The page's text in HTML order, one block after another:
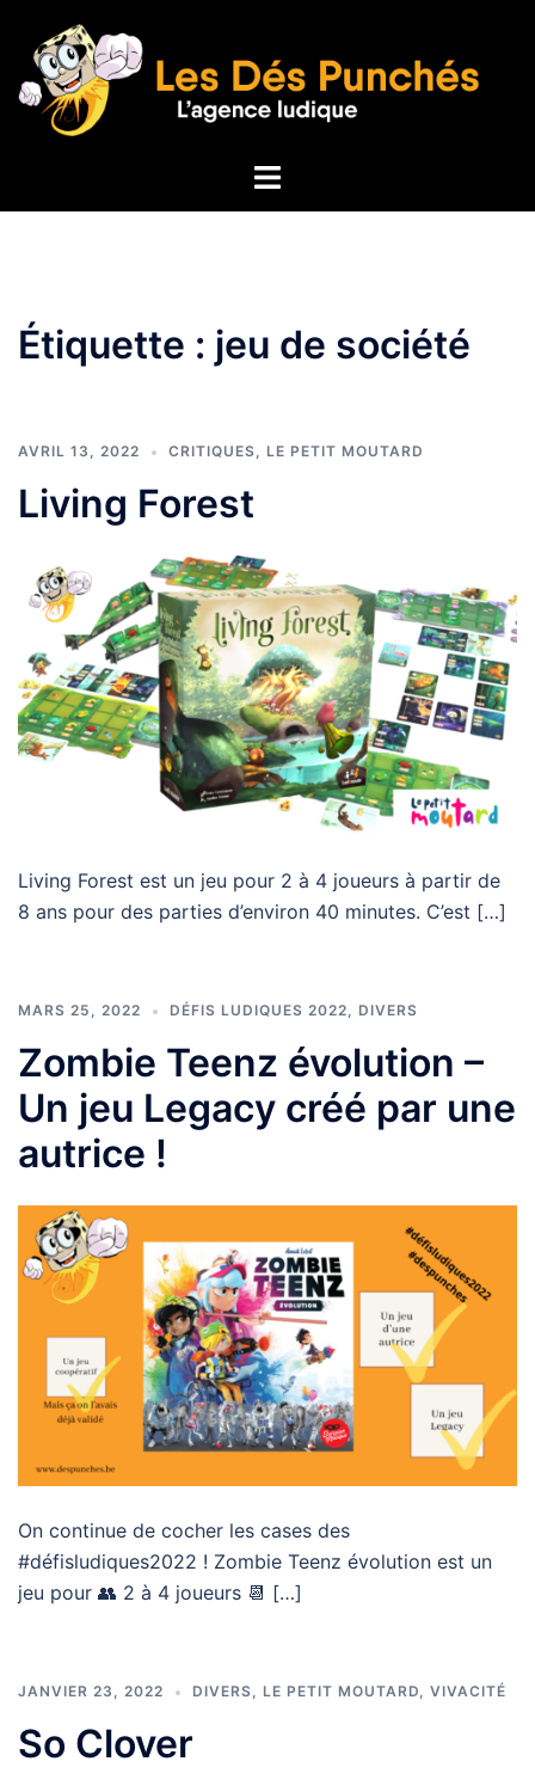
contenu
Ouvrir/fermer
Étiquette : jeu de société
AVRIL 13, 2022 CRITIQUES LE PETIT MOUTARD
Living Forest
Living Forest est un jeu pour 2 à 4 joueurs à partir de
8 ans pour des parties d’environ 40 minutes. C’est […]
MARS 25, 2022 DÉFIS LUDIQUES 2022, DIVERS
Zombie Teenz évolution –
Un jeu Legacy créé par une
autrice !
On continue de cocher les cases des
#défisludiques2022 ! Zombie Teenz évolution est un
jeu pour 👥 2 à 4 joueurs 📆 […]
JANVIER 23, 2022 DIVERS, LE PETIT MOUTARD, VIVACITÉ
So Clover